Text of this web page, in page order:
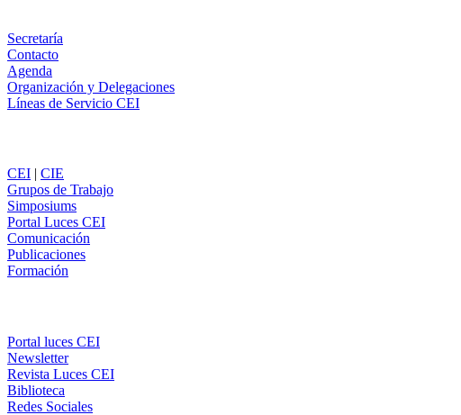
Secretaría
Contacto
Agenda
Organización y Delegaciones
Líneas de Servicio CEI
CEI | CIE
Grupos de Trabajo
Simposiums
Portal Luces CEI
Comunicación
Publicaciones
Formación
Portal luces CEI
Newsletter
Revista Luces CEI
Biblioteca
Redes Sociales